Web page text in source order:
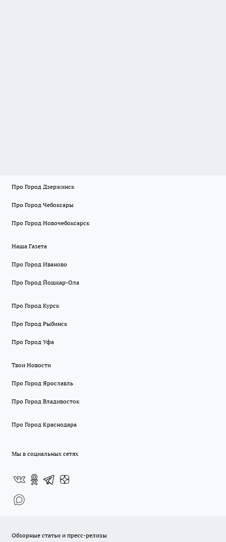
Про Город Дзержинск
Про Город Чебоксары
Про Город Новочебоксарск
Наша Газета
Про Город Иваново
Про Город Йошкар-Ола
Про Город Курск
Про Город Рыбинск
Про Город Уфа
Твои Новости
Про Город Ярославль
Про Город Владивосток
Про Город Краснодара
Мы в социальных сетях
Обзорные статьи и пресс-релизы